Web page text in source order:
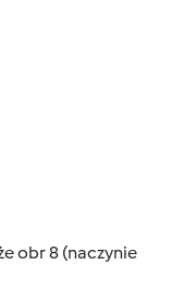
obr 8 (naczynie